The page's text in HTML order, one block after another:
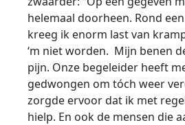
helemaal doorheen. Rond
kreeg ik enorm last van
‘m niet worden. Mijn benen
pijn. Onze begeleider heeft
gedwongen om tóch weer
zorgde ervoor dat ik met
hielp. En ook de mensen die